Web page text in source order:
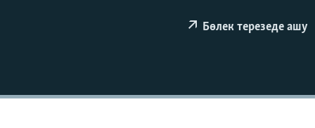
Бөлек терезеде ашу